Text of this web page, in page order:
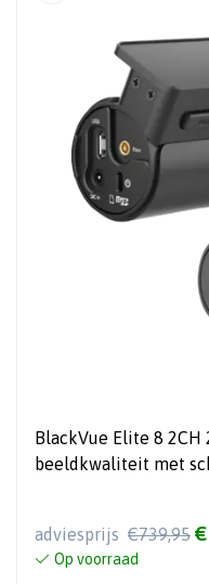
BlackVue Elite 8 2CH
beeldkwaliteit met
adviesprijs €739,95
Op voorraad